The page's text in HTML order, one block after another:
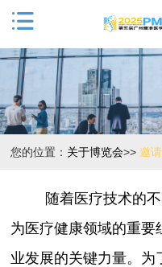

您的位置： 关于博览会>>邀
随着医疗技术的
为医疗健康领域的重
业发展的关键力量。